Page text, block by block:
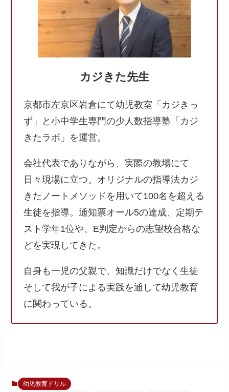
カジきた先生
京都市左京区岩倉にて幼児教室「カジきっ
ず」と小中学生専門の少人数指導塾「カジ
きたラボ」を運営。
会社代表でありながら、実際の教場にて
日々現場に立つ。オリジナルの指導法カジ
きたノートメソッドを用いて100名を超える
生徒を指導。通知票オール5の達成、定期テ
スト学年1位や、E判定からの志望校合格な
どを実現してきた。
自身も一児の父親で、知識だけでなく生徒
そして我が子による実践を通して幼児教育
に関わっている。
幼児教育ドリル